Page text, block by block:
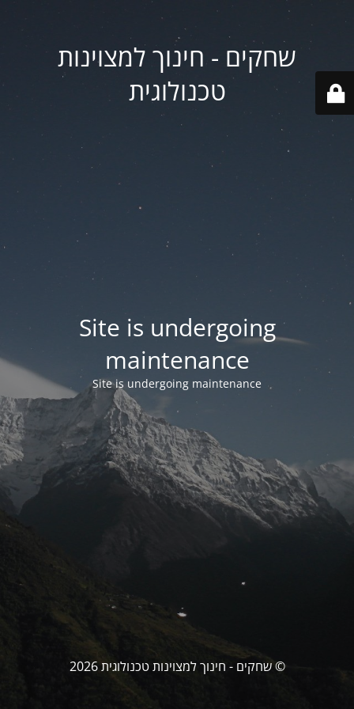
שחקים - חינוך למצוינות
טכנולוגית
Site is undergoing
maintenance
Site is undergoing maintenance
© שחקים - חינוך למצוינות טכנולוגית 2026